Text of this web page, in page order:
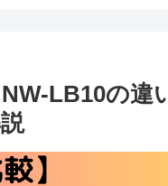
LB10の違